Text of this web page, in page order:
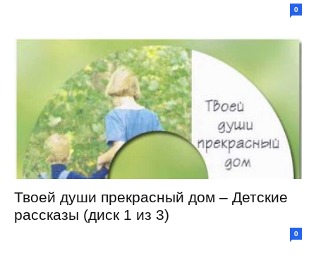
0
Твоей души прекрасный дом – Детские
рассказы (диск 1 из 3)
0